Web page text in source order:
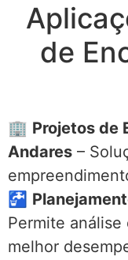
de
🏢 Projetos de
Andares –
🚰
Permite
melhor